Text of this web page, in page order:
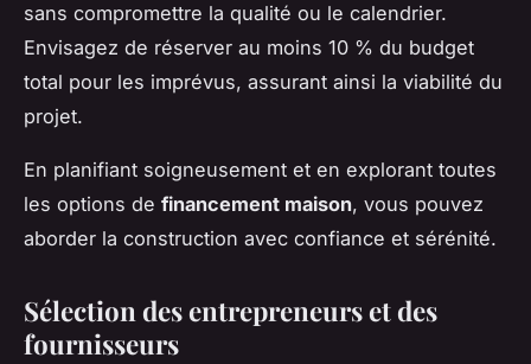
sans compromettre la qualité ou le calendrier.
Envisagez de réserver au moins 10 % du budget
total pour les imprévus, assurant ainsi la viabilité du
projet.
En planifiant soigneusement et en explorant toutes
les options de financement maison, vous pouvez
aborder la construction avec confiance et sérénité.
Sélection des entrepreneurs et des
fournisseurs